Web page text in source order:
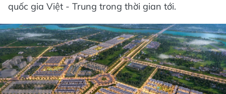
quốc gia Việt - Trung trong thời gian tới.